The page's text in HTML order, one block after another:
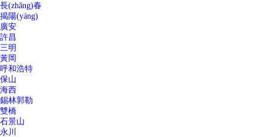
長(zhǎng)春
揭陽(yáng)
廣安
許昌
三明
黃岡
呼和浩特
保山
海西
錫林郭勒
雙橋
石景山
永川